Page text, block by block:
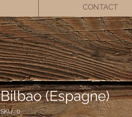
CONTACT
Bilbao (Espagne)
SKU : 0